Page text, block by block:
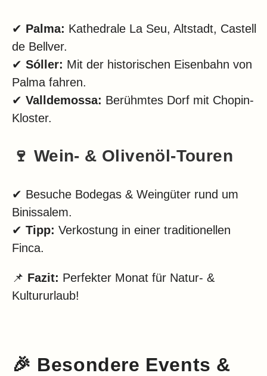
✔ Palma: Kathedrale La Seu, Altstadt, Castell
de Bellver.
✔ Sóller: Mit der historischen Eisenbahn von
Palma fahren.
✔ Valldemossa: Berühmtes Dorf mit Chopin-
Kloster.
🍷 Wein- & Olivenöl-Touren
✔ Besuche Bodegas & Weingüter rund um
Binissalem.
✔ Tipp: Verkostung in einer traditionellen
Finca.
📌 Fazit: Perfekter Monat für Natur- &
Kultururlaub!
🎉 Besondere Events &